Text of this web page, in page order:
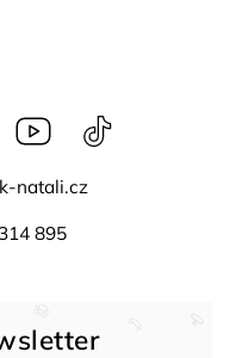
YouTube
natali.cz
895